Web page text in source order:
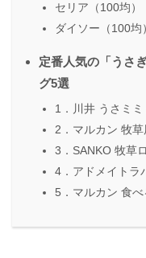
セリア（100均）
ダイソー（100均）
定番人気の「うさ
グ5選
1．川井 うさミ
2．マルカン 牧
3．SANKO 牧草
4．アドメイトラ
5．マルカン 食